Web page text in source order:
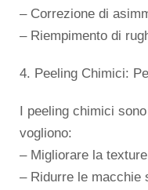
– Correzione di
– Riempimento di
4. Peeling Chimici:
I peeling chimici
vogliono:
– Migliorare la
– Ridurre le macchie